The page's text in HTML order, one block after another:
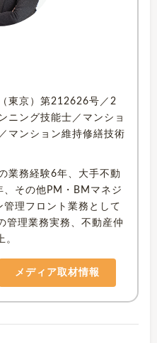
東京）第212626号／2
ニング技能士／マンショ
マンション維持修繕技術
業務経験6年、大手不動
、その他PM・BMマネジ
理フロント業務として
管理業務実務、不動産仲
。
メディア取材情報